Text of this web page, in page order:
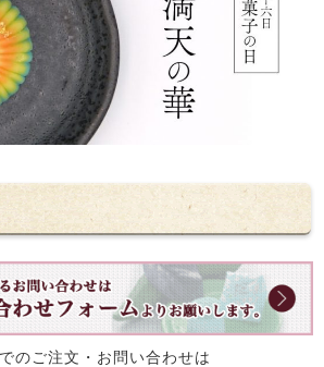
のご注文・お問い合わせは